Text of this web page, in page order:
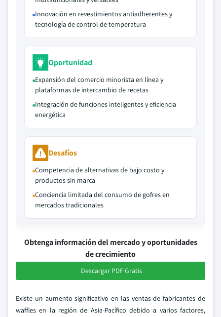
Innovación en revestimientos antiadherentes y
tecnología de control de temperatura
Oportunidad
Expansión del comercio minorista en línea y
plataformas de intercambio de recetas
Integración de funciones inteligentes y eficiencia
energética
Desafíos
Competencia de alternativas de bajo costo y
productos sin marca
Conciencia limitada del consumo de gofres en
mercados tradicionales
Obtenga información del mercado y oportunidades
de crecimiento
Descargar PDF Gratis
Existe un aumento significativo en las ventas de fabricantes de
waffles en la región de Asia-Pacífico debido a varios factores,